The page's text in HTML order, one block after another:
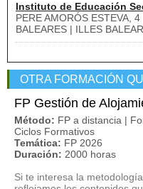
Instituto de Educación
PERE AMORÓS ESTEVA, 4
BALEARES | ILLES
OTRA FORMACIÓN
FP Gestión de
Método: FP a distancia |
Ciclos Formativos
Temática: FP 2026
Duración: 2000 horas
Si te interesa la